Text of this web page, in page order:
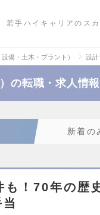
若手ハイキャリアのス
備・土木・プラント） 設計
の転職・求人情報
新着の
も！70年の